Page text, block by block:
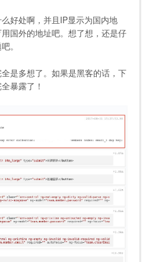
好处啊，并且IP显示为国内地
国外的地址吧。想了想，还是仔
。
是多想了。如果是黑客的话，下
暴露了！